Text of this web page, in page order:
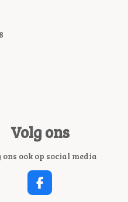
Volg ons
ons ook op social media
F
A